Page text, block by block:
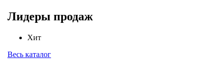
Лидеры продаж
Хит
Весь каталог